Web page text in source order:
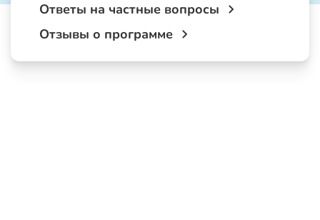
Ответы на частные вопросы
Отзывы о программе